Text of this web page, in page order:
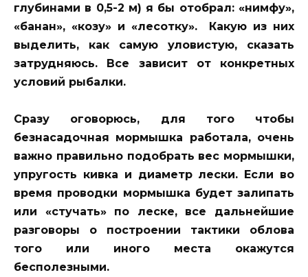
глубинами в 0,5-2 м) я бы отобрал: «нимфу»,
«банан», «козу» и «лесотку». Какую из них
выделить, как самую уловистую, сказать
затрудняюсь. Все зависит от конкретных
условий рыбалки.
Сразу оговорюсь, для того чтобы
безнасадочная мормышка работала, очень
важно правильно подобрать вес мормышки,
упругость кивка и диаметр лески. Если во
время проводки мормышка будет залипать
или «стучать» по леске, все дальнейшие
разговоры о построении тактики облова
того или иного места окажутся
бесполезными.